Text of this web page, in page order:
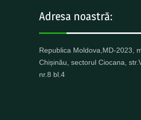
Adresa noastră:
Republica Moldova,MD-2023,
Chișinău, sectorul Ciocana,
nr.8 bl.4